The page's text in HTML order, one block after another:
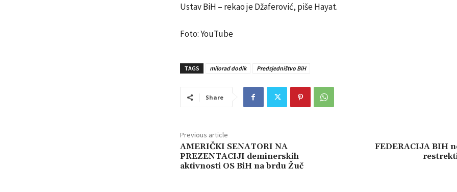
Ustav BiH – rekao je Džaferović, piše Hayat.
Foto: YouTube
TAGS milorad dodik Predsjedništvo BiH
Share
Previous article
AMERIČKI SENATORI NA
PREZENTACIJI deminerskih
aktivnosti OS BiH na brdu Žuč
FEDERACIJA BIH